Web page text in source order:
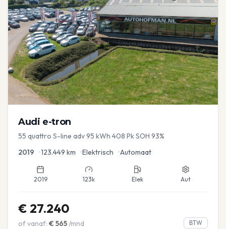
Audi e-tron
55 quattro S-line adv 95 kWh 408 Pk SOH 93%
2019 •123.449 km •Elektrisch •Automaat
2019 123k Elek Aut
€ 27.240
of vanaf: € 565/mnd BTW